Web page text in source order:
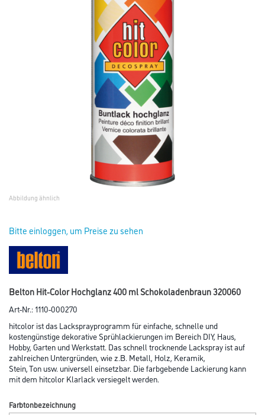
Abbildung ähnlich
Bitte einloggen, um Preise zu sehen
Belton Hit-Color Hochglanz 400 ml Schokoladenbraun 320060
Art-Nr.:1110-000270
hitcolor ist das Lacksprayprogramm für einfache, schnelle und
kostengünstige dekorative Sprühlackierungen im Bereich DIY, Haus,
Hobby, Garten und Werkstatt. Das schnell trocknende Lackspray ist auf
zahlreichen Untergründen, wie z.B. Metall, Holz, Keramik,
Stein, Ton usw. universell einsetzbar. Die farbgebende Lackierung kann
mit dem hitcolor Klarlack versiegelt werden.
Farbtonbezeichnung